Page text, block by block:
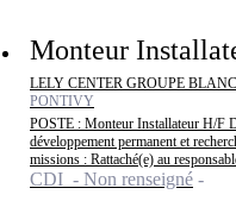
Monteur
LELY CENTER GROUPE
PONTIVY
POSTE : Monteur Installateur H/F
développement permanent et
missions : Rattaché(e) au
CDI - Non renseigné